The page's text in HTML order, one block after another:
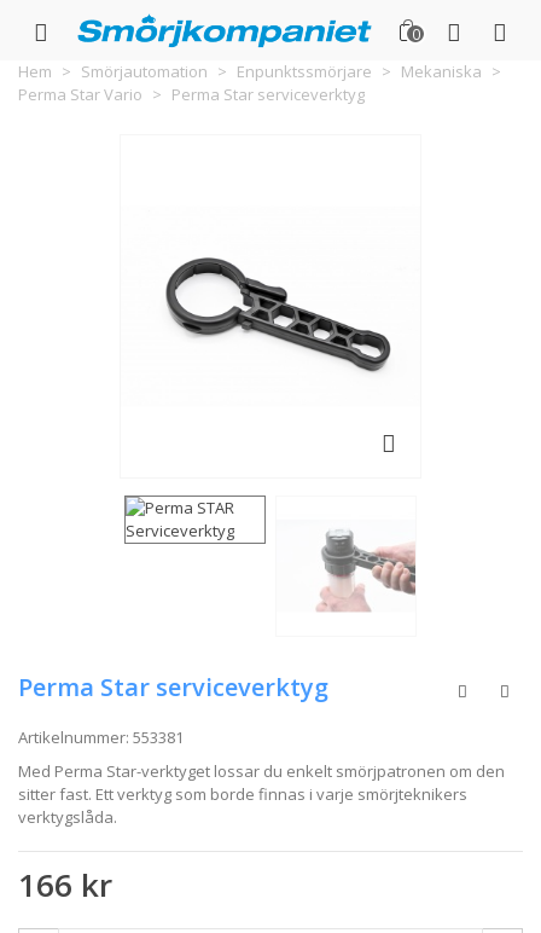
0
Hem > Smörjautomation > Enpunktssmörjare > Mekaniska >
Perma Star Vario > Perma Star serviceverktyg
Perma Star serviceverktyg
Artikelnummer: 553381
Med Perma Star-verktyget lossar du enkelt smörjpatronen om den
sitter fast. Ett verktyg som borde finnas i varje smörjteknikers
verktygslåda.
166 kr